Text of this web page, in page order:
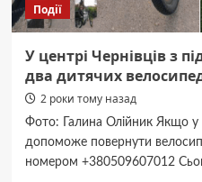
Події
У центрі Чернівців з
два дитячих
2 роки тому назад
Фото: Галина Олійник Якщо у
допоможе повернути
номером +380509607012